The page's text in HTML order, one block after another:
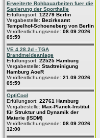
Erweiterte Rohbauarbeiten fuer die
Sanierung der Sporthalle
Erfüllungsort: 12279 Berlin
Vergabestelle: Bezirksamt
Tempelhof-Schoeneberg von Berlin
Veröffentlichungsende: 08.09.2026
09:59
VE 4.28.2d - TGA
Brandmeldeanlage
Erfüllungsort: 22525 Hamburg
Vergabestelle: Stadtreinigung
Hamburg AoeR
Veröffentlichungsende: 21.09.2026
09:59
OptiCool
Erfüllungsort: 22761 Hamburg
Vergabestelle: Max-Planck-Institut
für Struktur und Dynamik der
Materie (ISDM)
Veröffentlichungsende: 08.09.2026
12:00